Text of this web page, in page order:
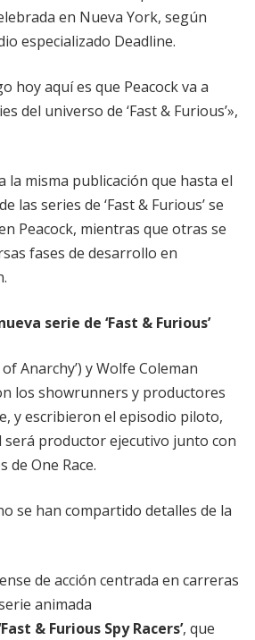
en Nueva York, según
especializado Deadline.
hoy aquí es que Peacock va a
del universo de ‘Fast & Furious’»,
la misma publicación que hasta el
las series de ‘Fast & Furious’ se
Peacock, mientras que otras se
fases de desarrollo en
serie de ‘Fast & Furious’
Anarchy’) y Wolfe Coleman
los showrunners y productores
y escribieron el episodio piloto,
será productor ejecutivo junto con
de One Race.
se han compartido detalles de la
de acción centrada en carreras
animada
& Furious Spy Racers’, que